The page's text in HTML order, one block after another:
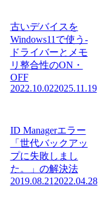
古いデバイスを
Windows11で使う-
ドライバーとメモ
リ整合性のON・
OFF
2022.10.022025.11.19
ID Managerエラー
「世代バックアッ
プに失敗しまし
た。」の解決法
2019.08.212022.04.28